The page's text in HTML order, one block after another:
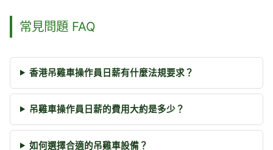
常見問題 FAQ
香港吊雞車操作員日薪有什麼法規要求？
吊雞車操作員日薪的費用大約是多少？
如何選擇合適的吊雞車設備？